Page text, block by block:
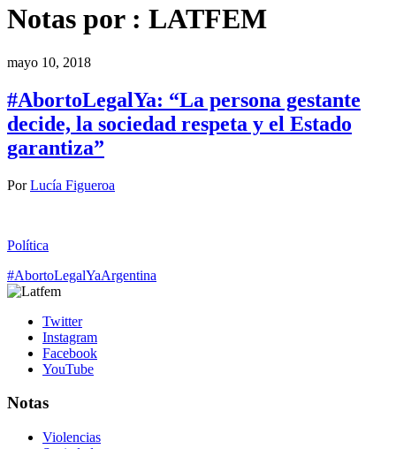
Notas por : LATFEM
mayo 10, 2018
#AbortoLegalYa: “La persona gestante
decide, la sociedad respeta y el Estado
garantiza”
PorLucía Figueroa
Política
#AbortoLegalYaArgentina
Twitter
Instagram
Facebook
YouTube
Notas
Violencias